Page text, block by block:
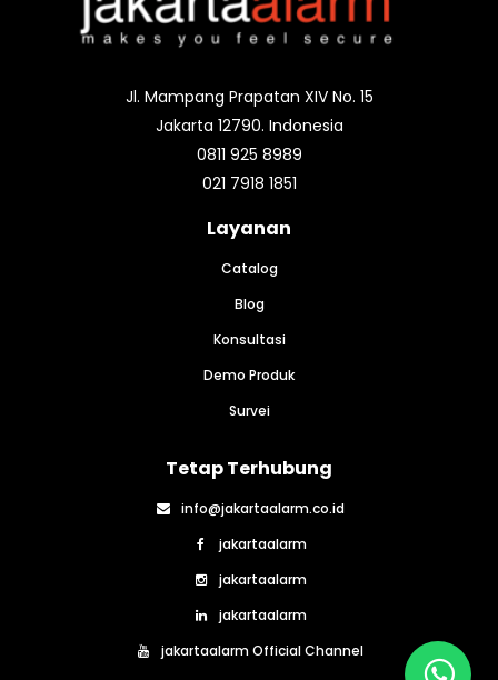
Jl. Mampang Prapatan XIV No. 15
Jakarta 12790. Indonesia
0811 925 8989
021 7918 1851
Layanan
Catalog
Blog
Konsultasi
Demo Produk
Survei
Tetap Terhubung
info@jakartaalarm.co.id
jakartaalarm
jakartaalarm
jakartaalarm
jakartaalarm Official Channel